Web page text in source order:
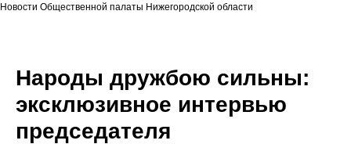
Новости Общественной палаты Нижегородской области
Народы дружбою сильны:
эксклюзивное интервью
председателя